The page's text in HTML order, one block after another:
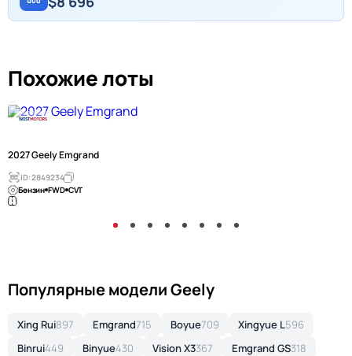
Похожие лоты
2027 Geely Emgrand
ID: 2849234
Бензин FWD CVT
Популярные модели Geely
Xing Rui897 Emgrand715 Boyue709 Xingyue L596
Binrui449 Binyue430 Vision X3367 Emgrand GS318